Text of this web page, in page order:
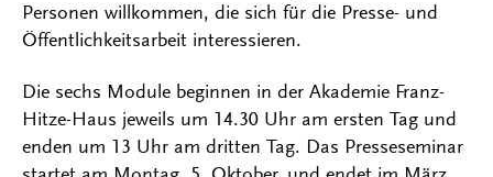
Personen willkommen, die sich für die Presse- und
Öffentlichkeitsarbeit interessieren.
Die sechs Module beginnen in der Akademie Franz-
Hitze-Haus jeweils um 14.30 Uhr am ersten Tag und
enden um 13 Uhr am dritten Tag. Das Presseseminar